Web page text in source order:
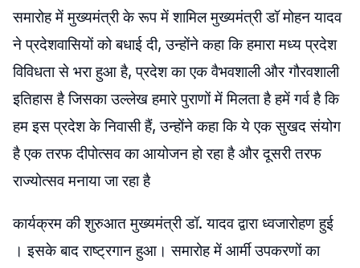
समारोह में मुख्यमंत्री के रूप में शामिल मुख्यमंत्री डॉ मोहन यादव
ने प्रदेशवासियों को बधाई दी, उन्होंने कहा कि हमारा मध्य प्रदेश
विविधता से भरा हुआ है, प्रदेश का एक वैभवशाली और गौरवशाली
इतिहास है जिसका उल्लेख हमारे पुराणों में मिलता है हमें गर्व है कि
हम इस प्रदेश के निवासी हैं, उन्होंने कहा कि ये एक सुखद संयोग
है एक तरफ दीपोत्सव का आयोजन हो रहा है और दूसरी तरफ
राज्योत्सव मनाया जा रहा है
कार्यक्रम की शुरुआत मुख्यमंत्री डॉ. यादव द्वारा ध्वजारोहण हुई
। इसके बाद राष्ट्रगान हुआ। समारोह में आर्मी उपकरणों का